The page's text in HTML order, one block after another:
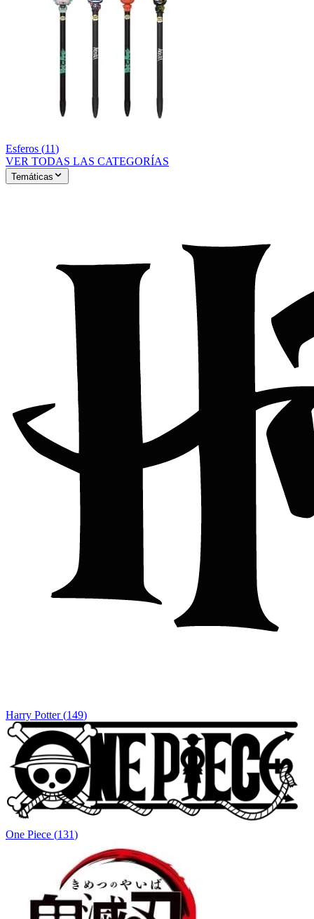
Esferos (11)
VER TODAS LAS CATEGORÍAS
Temáticas
Harry Potter (149)
One Piece (131)